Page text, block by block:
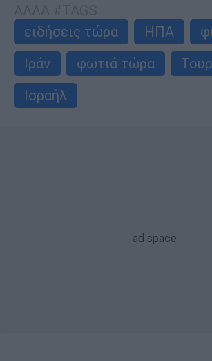
ειδήσεις τώρα
ΗΠΑ
Ιράν
φωτιά τώρα
Ισραήλ